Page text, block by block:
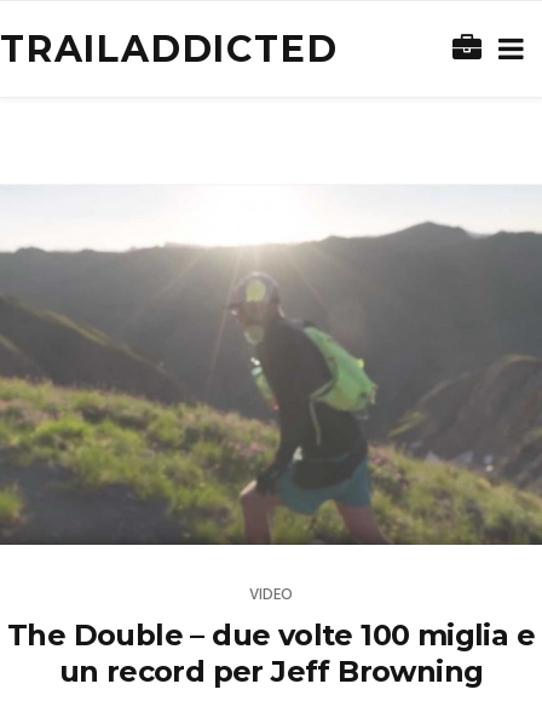
TRAILADDICTED
VIDEO
The Double – due volte 100 miglia e
un record per Jeff Browning